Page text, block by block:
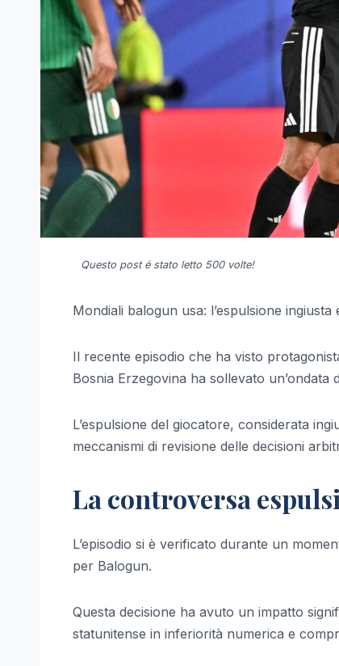
Questo post é stato letto 500 volte!
Mondiali balogun usa: l’espulsione
Il recente episodio che ha visto
Bosnia Erzegovina ha sollevato un’ondata
L’espulsione del giocatore, considerata
meccanismi di revisione delle decisioni
La controversa
L’episodio si è verificato durante un
per Balogun.
Questa decisione ha avuto un impatto
statunitense in inferiorità numerica e